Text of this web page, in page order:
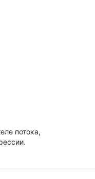
потока,